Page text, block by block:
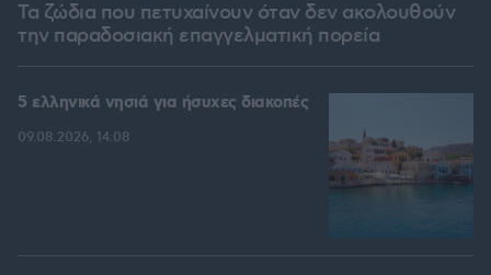
Τα ζώδια που πετυχαίνουν όταν δεν ακολουθούν
την παραδοσιακή επαγγελματική πορεία
5 ελληνικά νησιά για ήσυχες διακοπές
09.08.2026, 14:08